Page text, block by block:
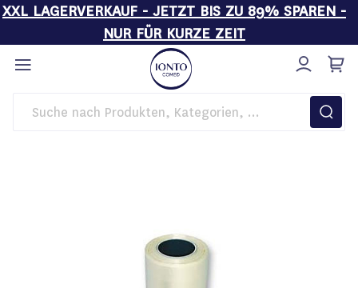
XXL LAGERVERKAUF - JETZT BIS ZU 89% SPAREN -
NUR FÜR KURZE ZEIT
Direkt
zum
Inhalt
Startseite Hygiene Schlauch Heißluft Sterilisator 150mm